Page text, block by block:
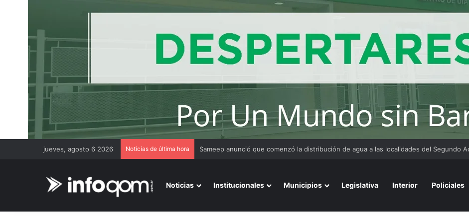
jueves, agosto 6 2026 Noticias de última hora Gremios y organizaciones sostienen la marcha pese a los cambios en la Ley de Tierras
Noticias Institucionales Municipios Legislativa Interior Policiales